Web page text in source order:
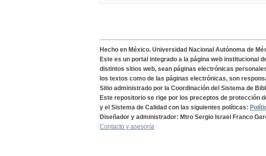
Hecho en México. Universidad Nacional Autónoma de
Este es un portal integrado a la página web institucional
distintos sitios web, sean páginas electrónicas
los textos como de las páginas electrónicas, son
Sitio administrado por la Coordinación del Sistema de
Este repositorio se rige por los preceptos de protección
y el Sistema de Calidad con las siguientes políticas:
Diseñador y administrador: Mtro Sergio Israel Franco
Contacto y asesoría